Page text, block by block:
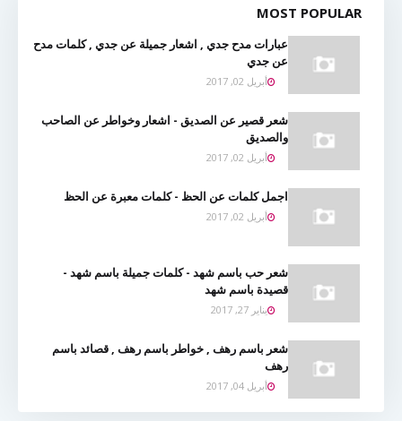
MOST POPULAR
عبارات مدح جدي , اشعار جميلة عن جدي , كلمات مدح
عن جدي
أبريل 02, 2017
شعر قصير عن الصديق - اشعار وخواطر عن الصاحب
والصديق
أبريل 02, 2017
اجمل كلمات عن الحظ - كلمات معبرة عن الحظ
أبريل 02, 2017
شعر حب باسم شهد - كلمات جميلة باسم شهد -
قصيدة باسم شهد
يناير 27, 2017
شعر باسم رهف , خواطر باسم رهف , قصائد باسم
رهف
أبريل 04, 2017